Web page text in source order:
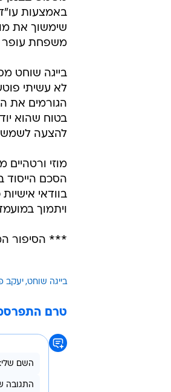
המהלכים
סמויים
תפקיד היו"ר.
לפגישה עם
במהלך
לתפקיד וזה
משנודעו
משמש בבנק
באמצעות
שימשוך את
משפחת עופר
בייגה שוחט
לא עשיתי
הגורמים את
הסכם הייסוד
ויתמוך
*** הסיפור